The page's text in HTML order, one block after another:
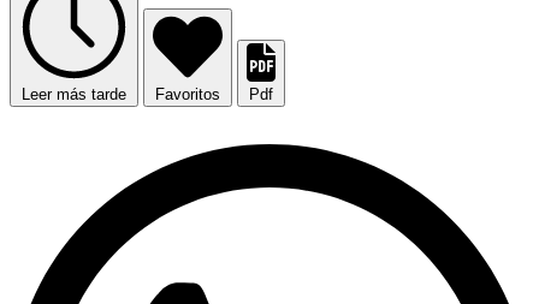
Leer más tarde Favoritos Pdf